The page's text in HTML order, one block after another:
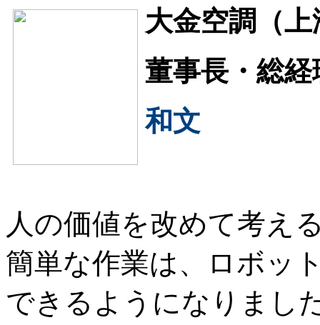
大金空調（
董事長・総
和文
人の価値を改めて考え
簡単な作業は、ロボッ
できるようになりまし